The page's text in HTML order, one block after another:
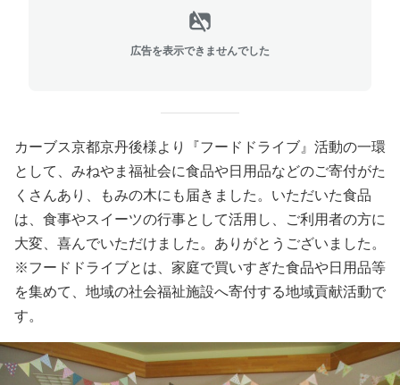
広告を表示できませんでした
カーブス京都京丹後様より『フードドライブ』活動の一環
として、みねやま福祉会に食品や日用品などのご寄付がた
くさんあり、もみの木にも届きました。いただいた食品
は、食事やスイーツの行事として活用し、ご利用者の方に
大変、喜んでいただけました。ありがとうございました。
※フードドライブとは、家庭で買いすぎた食品や日用品等
を集めて、地域の社会福祉施設へ寄付する地域貢献活動で
す。